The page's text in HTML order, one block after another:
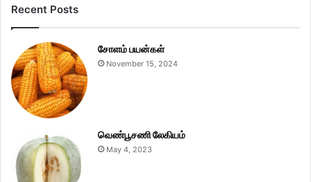
Recent Posts
சோளம் பயன்கள்
November 15, 2024
வெண்பூசணி லேகியம்
May 4, 2023